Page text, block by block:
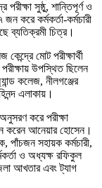
পরীক্ষা সুষ্ঠু, শান্তিপূর্ণ ও
করে কর্মকর্তা-কর্মচারী
ব্যতিক্রমী চিত্র।
মোট পরীক্ষার্থী
উপস্থিত ছিলেন
কলেজ, নীলগঞ্জের
এলাকায়।
অনুসরণ করে পরীক্ষা
করেন আনেয়ার হোসেন।
পাঁচজন সহায়ক কর্মচারী,
ও অধ্যক্ষ রফিকুল
আখতার এবং ট্যাগ